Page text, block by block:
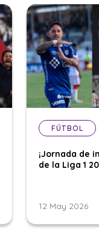
FÚTBOL
¡Jornada de
de la Liga 1
12 May 2026